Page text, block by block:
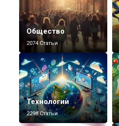
Общество
2074 Статьи
Технологии
2298 Статьи